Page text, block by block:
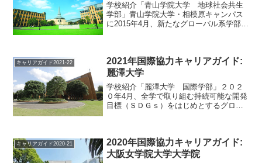
学校紹介「青山学院大学 地球社会共生
学部」青山学院大学・相模原キャンパス
に2015年4月、新たなグローバル系学部と
なフィールドとして...
キャリアガイド2021-22
2021年国際協力キャリアガイド:
麗澤大学
学校紹介「麗澤大学 国際学部」２０２
０年4月、全学で取り組む持続可能な開発
目標（ＳＤＧｓ）をはじめとするグロー
学科、３専攻からなる国...
キャリアガイド2020-21
2020年国際協力キャリアガイド:
大阪女学院大学大学院